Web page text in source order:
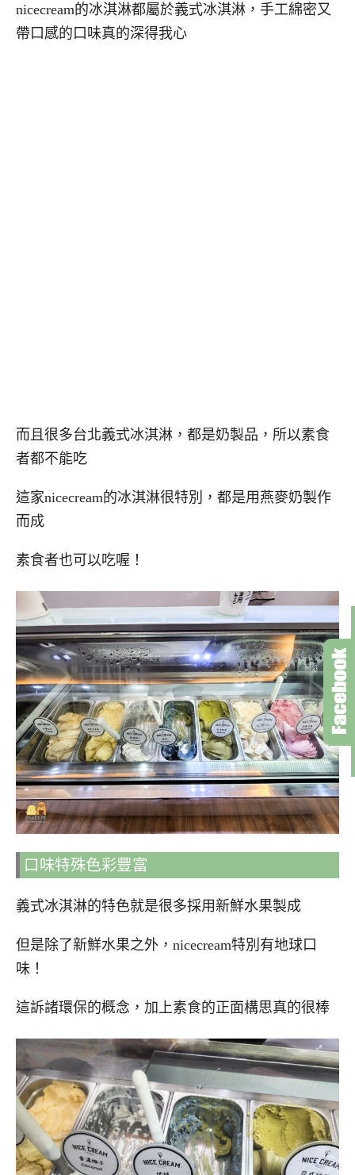
nicecream的冰淇淋都屬於義式冰淇淋，手工綿密又
帶口感的口味真的深得我心
而且很多台北義式冰淇淋，都是奶製品，所以素食
者都不能吃
這家nicecream的冰淇淋很特別，都是用燕麥奶製作
而成
素食者也可以吃喔！
口味特殊色彩豐富
義式冰淇淋的特色就是很多採用新鮮水果製成
但是除了新鮮水果之外，nicecream特別有地球口
味！
這訴諸環保的概念，加上素食的正面構思真的很棒